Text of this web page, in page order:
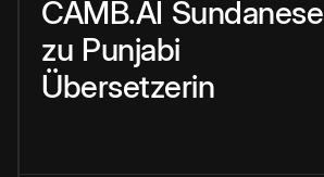
CAMB.AI Sundanese
zu Punjabi
Übersetzerin